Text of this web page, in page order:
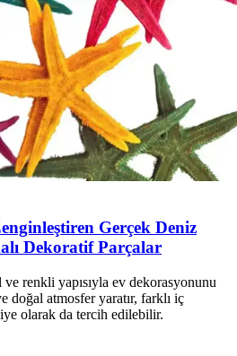
Gerçek Deniz
Dekoratif Parçalar
ve renkli yapısıyla ev dekorasyonunu
doğal atmosfer yaratır, farklı iç
olarak da tercih edilebilir.